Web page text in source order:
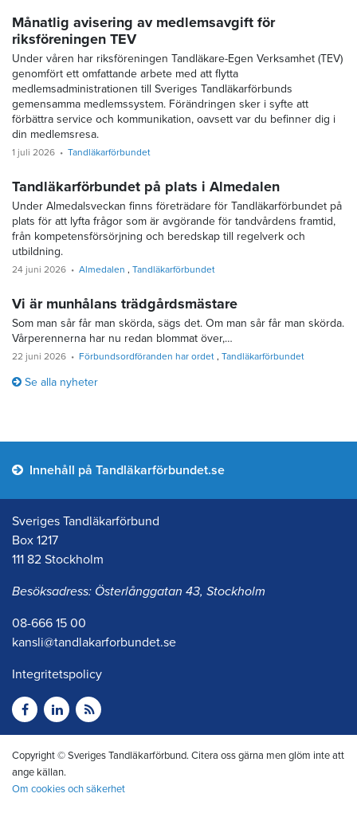
Månatlig avisering av medlemsavgift för
riksföreningen TEV
Under våren har riksföreningen Tandläkare-Egen Verksamhet (TEV)
genomfört ett omfattande arbete med att flytta
medlemsadministrationen till Sveriges Tandläkarförbunds
gemensamma medlemssystem. Förändringen sker i syfte att
förbättra service och kommunikation, oavsett var du befinner dig i
din medlemsresa.
1 juli 2026 Tandläkarförbundet
Tandläkarförbundet på plats i Almedalen
Under Almedalsveckan finns företrädare för Tandläkarförbundet på
plats för att lyfta frågor som är avgörande för tandvårdens framtid,
från kompetensförsörjning och beredskap till regelverk och
utbildning.
24 juni 2026 Almedalen Tandläkarförbundet
Vi är munhålans trädgårdsmästare
Som man sår får man skörda, sägs det. Om man sår får man skörda.
Vårperennerna har nu redan blommat över,…
22 juni 2026 Förbundsordföranden har ordet Tandläkarförbundet
Se alla nyheter
Innehåll på Tandläkarförbundet.se
Sveriges Tandläkarförbund
Box 1217
111 82 Stockholm
Besöksadress: Österlånggatan 43, Stockholm
08-666 15 00
kansli@tandlakarforbundet.se
Integritetspolicy
Copyright © Sveriges Tandläkarförbund. Citera oss gärna men glöm inte att
ange källan.
Om cookies och säkerhet